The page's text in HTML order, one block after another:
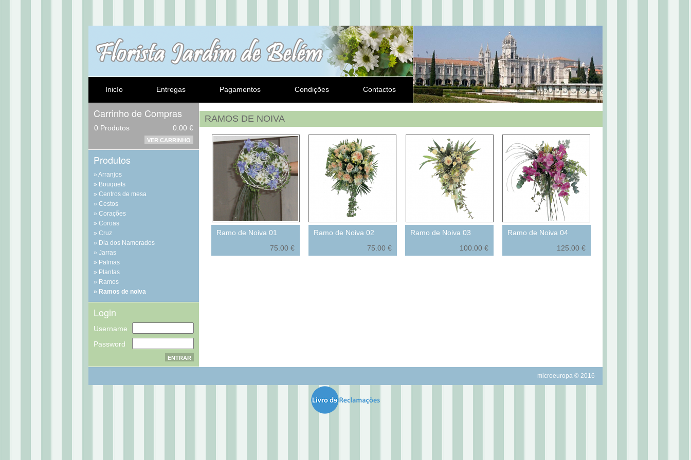
Inicío Entregas Pagamentos Condições Contactos
Carrinho de Compras
0 Produtos 0.00 €
VER CARRINHO
Produtos
Arranjos
Bouquets
Centros de mesa
Cestos
Corações
Coroas
Cruz
Dia dos Namorados
Jarras
Palmas
Plantas
Ramos
Ramos de noiva
Login
Username
Password
RAMOS DE NOIVA
Ramo de Noiva 01
75.00 €
Ramo de Noiva 02
75.00 €
Ramo de Noiva 03
100.00 €
Ramo de Noiva 04
125.00 €
microeuropa © 2016